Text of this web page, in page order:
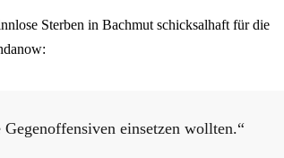
Sterben in Bachmut schicksalhaft für die
einsetzen wollten.“